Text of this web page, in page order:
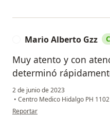
Mario Alberto Gzz
Muy atento y con
determinó
2 de junio de 2023
• Centro Medico Hidalgo PH 1102
en opinión del usuario Mario
Reportar